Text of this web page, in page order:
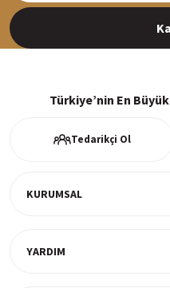
Türkiye’nin En
Tedarikçi Ol
KURUMSAL
YARDIM